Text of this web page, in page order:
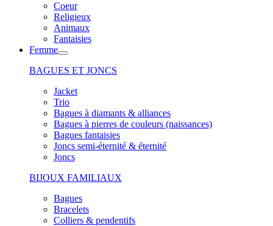
Coeur
Religieux
Animaux
Fantaisies
Femme
BAGUES ET JONCS
Jacket
Trio
Bagues à diamants & alliances
Bagues à pierres de couleurs (naissances)
Bagues fantaisies
Joncs semi-éternité & éternité
Joncs
BIJOUX FAMILIAUX
Bagues
Bracelets
Colliers & pendentifs